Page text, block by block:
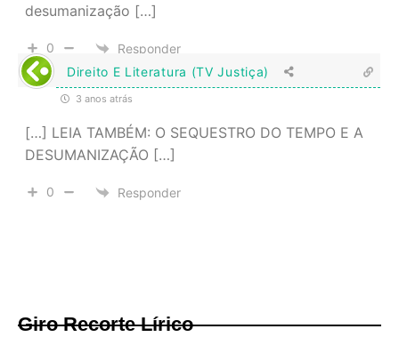
desumanização […]
0
Responder
Direito E Literatura (TV Justiça)
3 anos atrás
[…] LEIA TAMBÉM: O SEQUESTRO DO TEMPO E A
DESUMANIZAÇÃO […]
0 Responder
Giro Recorte Lírico